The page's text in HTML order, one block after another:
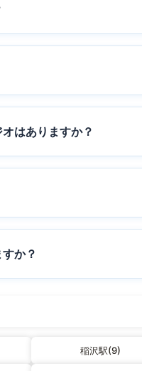
はありますか？
か？
稲沢駅(9)